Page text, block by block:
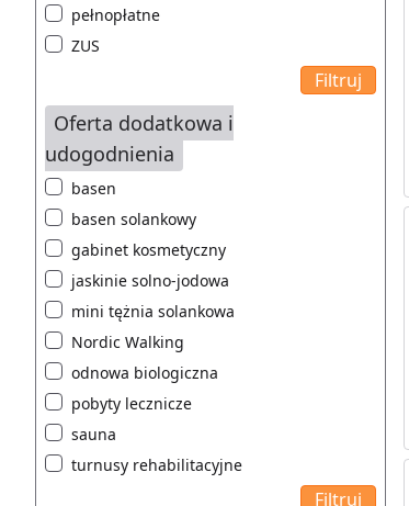
pełnopłatne
ZUS
Oferta dodatkowa i
udogodnienia
basen
basen solankowy
gabinet kosmetyczny
jaskinie solno-jodowa
mini tężnia solankowa
Nordic Walking
odnowa biologiczna
pobyty lecznicze
sauna
turnusy rehabilitacyjne